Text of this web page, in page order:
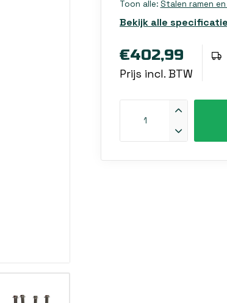
Toon alle: Stalen ramen
Bekijk alle
€402,99
Prijs incl. BTW